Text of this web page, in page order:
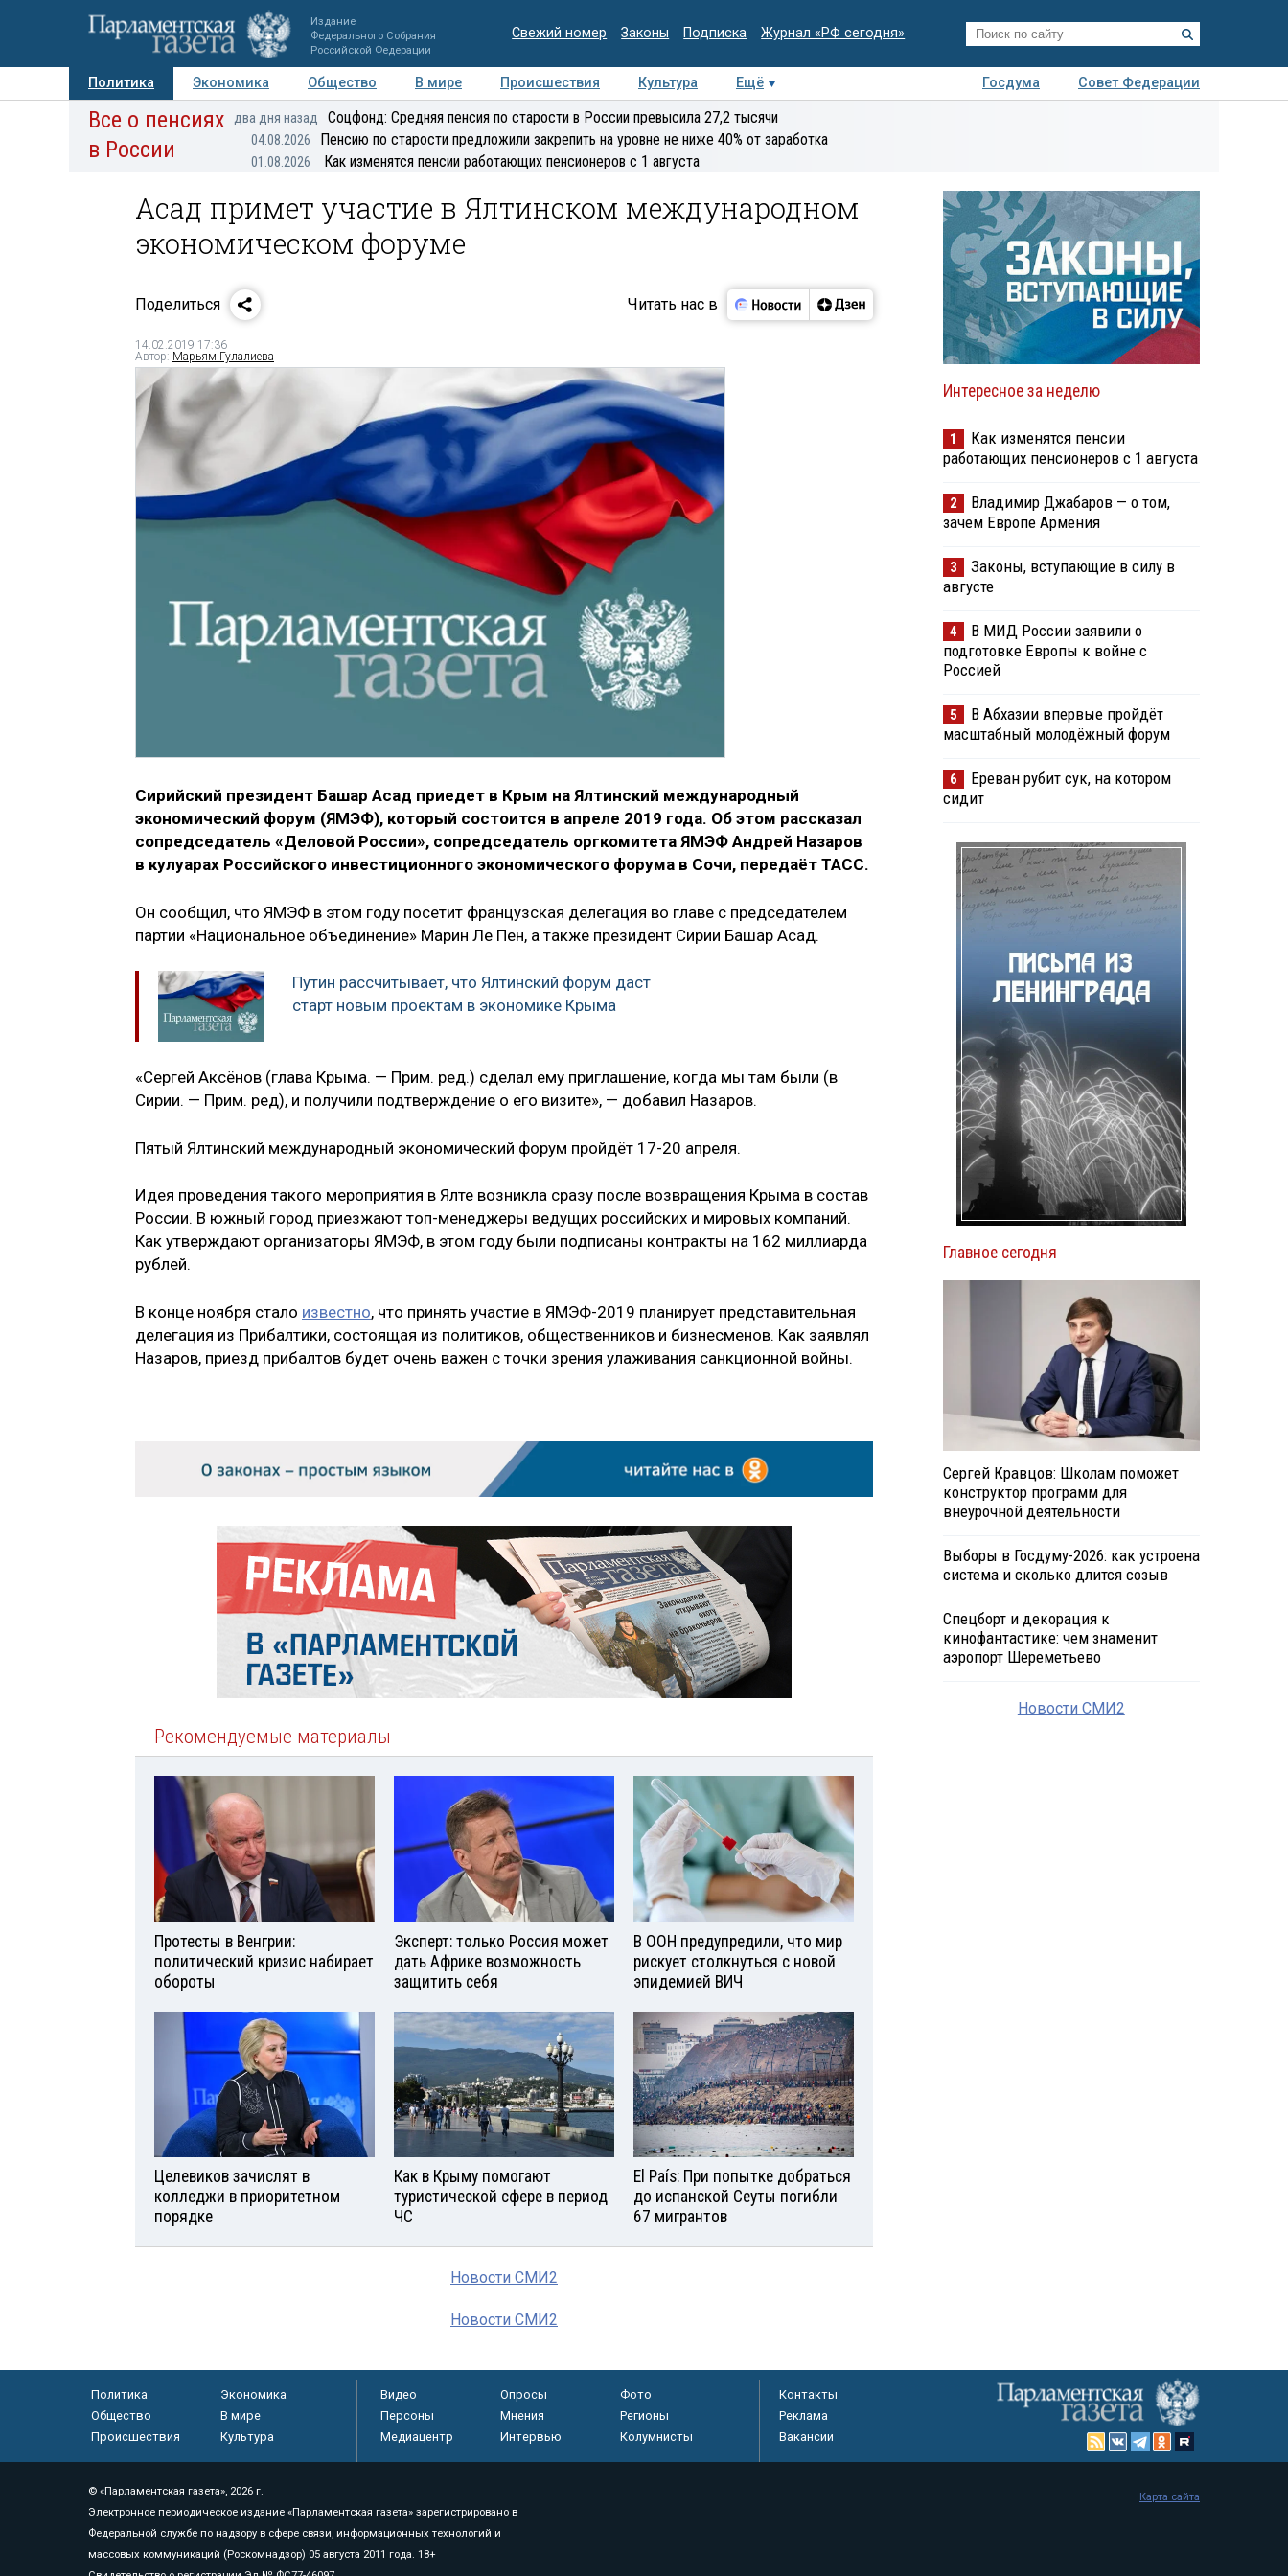
Издание
Федерального Собрания
Российской Федерации
Свежий номер Законы Подписка Журнал «РФ сегодня»
Политика Экономика Общество В мире Происшествия Культура Ещё Госдума
Совет Федерации
Авторы Персоны Мнения Регионы Медиацентр Интервью Колумнисты
Все о пенсиях
в России
два дня назад Соцфонд: Средняя пенсия по старости в России превысила 27,2 тысячи
04.08.2026 Пенсию по старости предложили закрепить на уровне не ниже 40% от заработка
01.08.2026 Как изменятся пенсии работающих пенсионеров с 1 августа
Асад примет участие в Ялтинском международном
экономическом форуме
Поделиться Читать нас в
14.02.2019 17:36
Автор: Марьям Гулалиева
Сирийский президент Башар Асад приедет в Крым на Ялтинский международный
экономический форум (ЯМЭФ), который состоится в апреле 2019 года. Об этом рассказал
сопредседатель «Деловой России», сопредседатель оргкомитета ЯМЭФ Андрей Назаров
в кулуарах Российского инвестиционного экономического форума в Сочи, передаёт ТАСС.
Он сообщил, что ЯМЭФ в этом году посетит французская делегация во главе с председателем
партии «Национальное объединение» Марин Ле Пен, а также президент Сирии Башар Асад.
Путин рассчитывает, что Ялтинский форум даст
старт новым проектам в экономике Крыма
«Сергей Аксёнов (глава Крыма. — Прим. ред.) сделал ему приглашение, когда мы там были (в
Сирии. — Прим. ред), и получили подтверждение о его визите», — добавил Назаров.
Пятый Ялтинский международный экономический форум пройдёт 17-20 апреля.
Идея проведения такого мероприятия в Ялте возникла сразу после возвращения Крыма в состав
России. В южный город приезжают топ-менеджеры ведущих российских и мировых компаний.
Как утверждают организаторы ЯМЭФ, в этом году были подписаны контракты на 162 миллиарда
рублей.
В конце ноября стало известно, что принять участие в ЯМЭФ-2019 планирует представительная
делегация из Прибалтики, состоящая из политиков, общественников и бизнесменов. Как заявлял
Назаров, приезд прибалтов будет очень важен с точки зрения улаживания санкционной войны.
Рекомендуемые материалы
Протесты в Венгрии:
политический кризис набирает
обороты
Эксперт: только Россия может
дать Африке возможность
защитить себя
В ООН предупредили, что мир
рискует столкнуться с новой
эпидемией ВИЧ
Целевиков зачислят в
колледжи в приоритетном
порядке
Как в Крыму помогают
туристической сфере в период
ЧС
El País: При попытке добраться
до испанской Сеуты погибли
67 мигрантов
Новости СМИ2
Новости СМИ2
Интересное за неделю
1
Как изменятся пенсии
работающих пенсионеров с 1 августа
2
Владимир Джабаров — о том,
зачем Европе Армения
3
Законы, вступающие в силу в
августе
4
В МИД России заявили о
подготовке Европы к войне с
Россией
5
В Абхазии впервые пройдёт
масштабный молодёжный форум
6
Ереван рубит сук, на котором
сидит
Главное сегодня
Сергей Кравцов: Школам поможет
конструктор программ для
внеурочной деятельности
Выборы в Госдуму-2026: как устроена
система и сколько длится созыв
Спецборт и декорация к
кинофантастике: чем знаменит
аэропорт Шереметьево
Новости СМИ2
Политика
Экономика
Общество
В мире
Происшествия
Культура
Видео Опросы
Фото
Персоны
Мнения
Регионы
Медиацентр
Интервью Колумнисты
Контакты
Реклама
Вакансии
© «Парламентская газета», 2026 г.
Электронное периодическое издание «Парламентская газета» зарегистрировано в
Федеральной службе по надзору в сфере связи, информационных технологий и
массовых коммуникаций (Роскомнадзор) 05 августа 2011 года. 18+
Карта сайта